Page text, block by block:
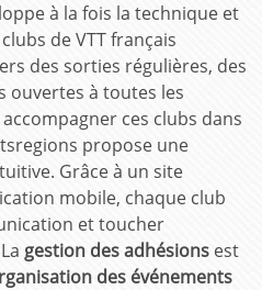
à la fois la technique et
de VTT français
des sorties régulières, des
ouvertes à toutes les
ces clubs dans
propose une
Grâce à un site
mobile, chaque club
et toucher
gestion des adhésions est
des événements